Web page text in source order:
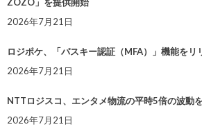
ZOZO」を提供開始
2026年7月21日
ロジポケ、「パスキー認証（MFA）」機能をリ
2026年7月21日
NTTロジスコ、エンタメ物流の平時5倍の波動
2026年7月21日